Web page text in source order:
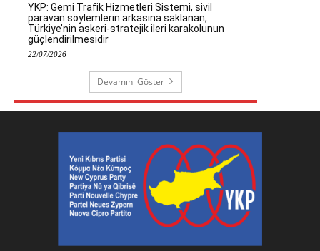
YKP: Gemi Trafik Hizmetleri Sistemi, sivil
paravan söylemlerin arkasına saklanan,
Türkiye’nin askeri-stratejik ileri karakolunun
güçlendirilmesidir
22/07/2026
Devamını Göster